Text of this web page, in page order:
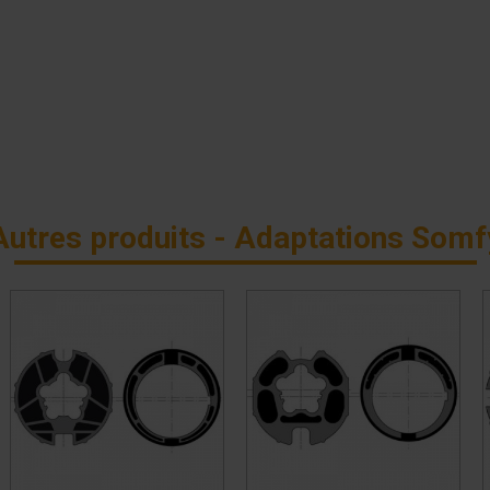
produits - Adaptations